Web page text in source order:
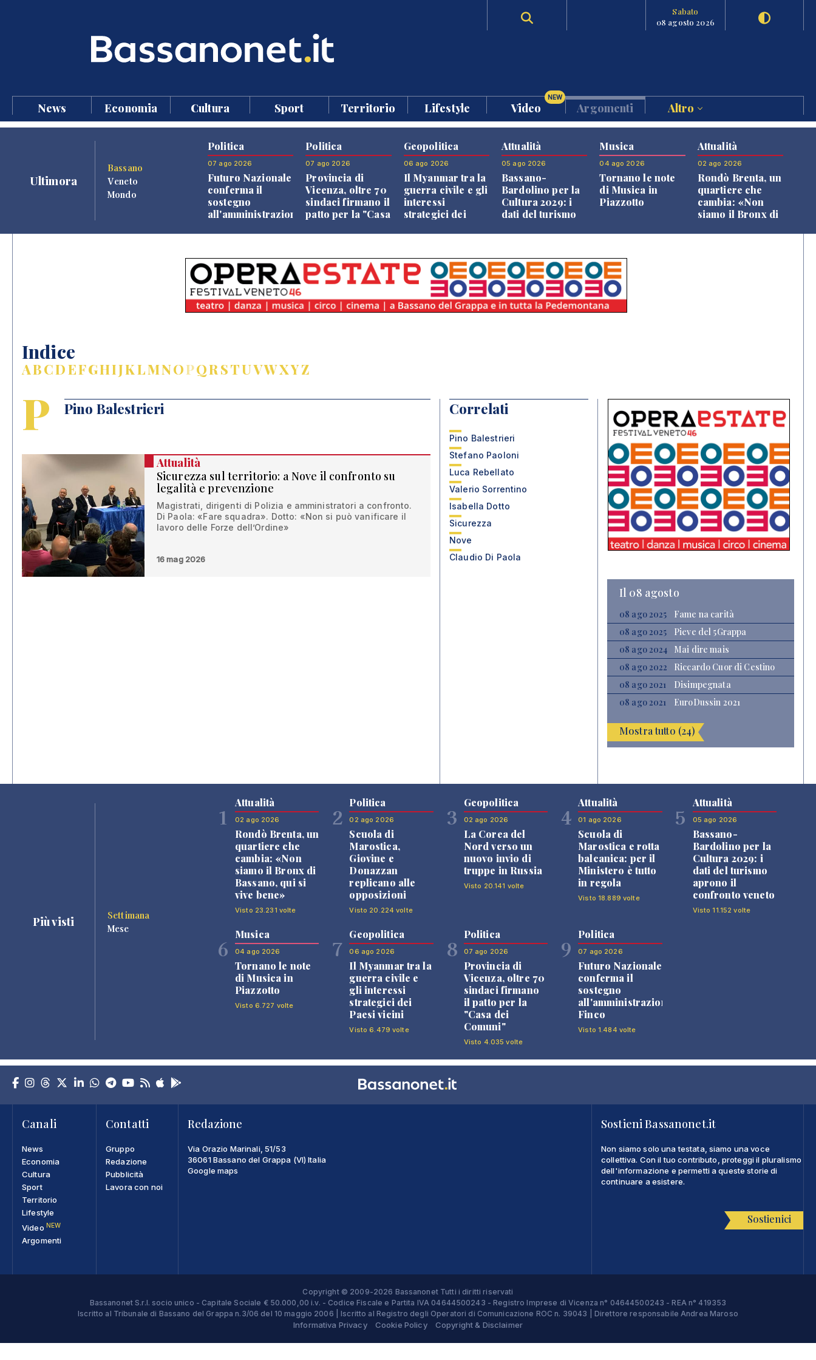
Sabato
08 agosto 2026
News Economia Cultura Sport Territorio Lifestyle Video
NEW
Argomenti Altro
Ultimora
Bassano
Veneto
Mondo
Politica
07 ago 2026
Futuro Nazionale
conferma il
sostegno
all'amministrazione
Politica
07 ago 2026
Provincia di
Vicenza, oltre 70
sindaci firmano il
patto per la "Casa
Geopolitica
06 ago 2026
Il Myanmar tra la
guerra civile e gli
interessi
strategici dei
Attualità
05 ago 2026
Bassano-
Bardolino per la
Cultura 2029: i
dati del turismo
Musica
04 ago 2026
Tornano le note
di Musica in
Piazzotto
Attualità
02 ago 2026
Rondò Brenta, un
quartiere che
cambia: «Non
siamo il Bronx di
Indice
ABCDEFGHIJKLMNOPQRSTUVWXYZ
P Pino Balestrieri
Attualità
Sicurezza sul territorio: a Nove il confronto su
legalità e prevenzione
Magistrati, dirigenti di Polizia e amministratori a confronto.
Di Paola: «Fare squadra». Dotto: «Non si può vanificare il
lavoro delle Forze dell’Ordine»
16 mag 2026
Correlati
Pino Balestrieri
Stefano Paoloni
Luca Rebellato
Valerio Sorrentino
Isabella Dotto
Sicurezza
Nove
Claudio Di Paola
Il 08 agosto
08 ago 2025
Fame na carità
08 ago 2025
Pieve del 5Grappa
08 ago 2024
Mai dire mais
08 ago 2022
Riccardo Cuor di Cestino
08 ago 2021
Disimpegnata
08 ago 2021
EuroDussin 2021
Mostra tutto (24)
Più visti
Settimana
Mese
1
Attualità
02 ago 2026
Rondò Brenta, un
quartiere che
cambia: «Non
siamo il Bronx di
Bassano, qui si
vive bene»
Visto 23.231 volte
2
Politica
02 ago 2026
Scuola di
Marostica,
Giovine e
Donazzan
replicano alle
opposizioni
Visto 20.224 volte
3
Geopolitica
02 ago 2026
La Corea del
Nord verso un
nuovo invio di
truppe in Russia
Visto 20.141 volte
4
Attualità
01 ago 2026
Scuola di
Marostica e rotta
balcanica: per il
Ministero è tutto
in regola
Visto 18.889 volte
5
Attualità
05 ago 2026
Bassano-
Bardolino per la
Cultura 2029: i
dati del turismo
aprono il
confronto veneto
Visto 11.152 volte
6
Musica
04 ago 2026
Tornano le note
di Musica in
Piazzotto
Visto 6.727 volte
7
Geopolitica
06 ago 2026
Il Myanmar tra la
guerra civile e
gli interessi
strategici dei
Paesi vicini
Visto 6.479 volte
8
Politica
07 ago 2026
Provincia di
Vicenza, oltre 70
sindaci firmano
il patto per la
"Casa dei
Comuni"
Visto 4.035 volte
9
Politica
07 ago 2026
Futuro Nazionale
conferma il
sostegno
all'amministrazione
Finco
Visto 1.484 volte
Canali
News
Economia
Cultura
Sport
Territorio
Lifestyle
Video NEW
Argomenti
Contatti
Gruppo
Redazione
Pubblicità
Lavora con noi
Redazione
Via Orazio Marinali, 51/53
36061 Bassano del Grappa (VI) Italia
Google maps
Sostieni Bassanonet.it
Non siamo solo una testata, siamo una voce
collettiva. Con il tuo contributo, proteggi il pluralismo
dell'informazione e permetti a queste storie di
continuare a esistere.
Sostienici
Copyright © 2009-2026 Bassanonet Tutti i diritti riservati
Bassanonet S.r.l. socio unico - Capitale Sociale € 50.000,00 i.v. - Codice Fiscale e Partita IVA 04644500243 - Registro Imprese di Vicenza n° 04644500243 - REA n° 419353
Iscritto al Tribunale di Bassano del Grappa n.3/06 del 10 maggio 2006 | Iscritto al Registro degli Operatori di Comunicazione ROC n. 39043 | Direttore responsabile Andrea Maroso
Informativa Privacy Cookie Policy Copyright & Disclaimer